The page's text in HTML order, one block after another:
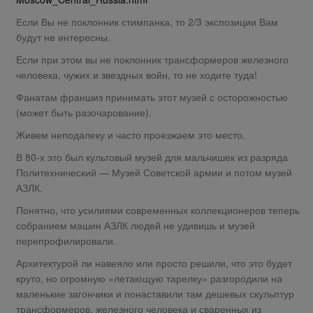
Если Вы не поклонник стимпанка, то 2/3 экспозиции Вам
будут не интересны.
Если при этом вы не поклонник трансформеров железного
человека, чужих и звездных войн, то не ходите туда!
Фанатам франшиз принимать этот музей с осторожностью
(может быть разочарование).
Живем неподалеку и часто проезжаем это место.
В 80-х это был культовый музей для мальчишек из разряда
Политехнический — Музей Советской армии и потом музей
АЗЛК.
Понятно, что усилиями современных коллекционеров теперь
собранием машин АЗЛК людей не удивишь и музей
перепрофилировали.
Архитектурой ли навеяло или просто решили, что это будет
круто, но огромную «летающую тарелку» разгородили на
маленькие загончики и понаставили там дешевых скульптур
трансформеров, железного человека и сваренных из